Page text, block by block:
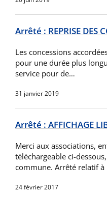
Arrêté : REPRISE DES
Les concessions
pour une durée plus
service pour de…
31 janvier 2019
Arrêté : AFFICHAGE
Merci aux associations,
téléchargeable ci-
commune. Arrêté relatif à
24 février 2017